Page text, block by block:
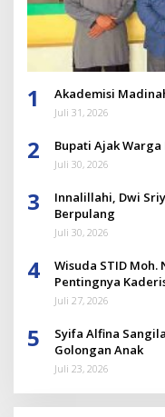
1 Akademisi
Juli 31, 2026
2 Bupati Ajak
Juli 30, 2026
3
Innalillahi, Dwi
Berpulang
Juli 30, 2026
4
Wisuda STID Moh.
Pentingnya
Juli 27, 2026
5
Syifa Alfina
Golongan Anak
Juli 23, 2026